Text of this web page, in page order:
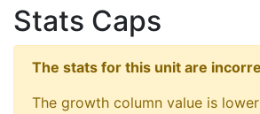
Stats Caps
The stats for this unit are
The growth column value is